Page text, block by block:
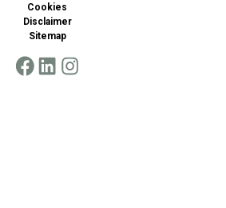
Cookies
Disclaimer
Sitemap